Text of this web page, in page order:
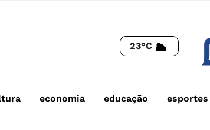
23°C
economia educação esportes